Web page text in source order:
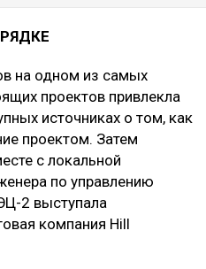
на одном из самых
проектов привлекла
источниках о том, как
проектом. Затем
с локальной
по управлению
2 выступала
компания Hill